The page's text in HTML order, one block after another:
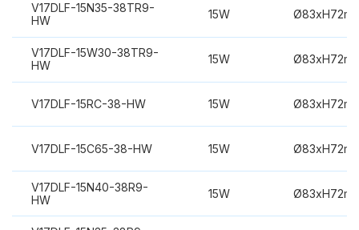
V17DLF-15N35-38TR9-
HW
15W
V17DLF-15W30-38TR9-
HW
15W
V17DLF-15RC-38-HW 15W
V17DLF-15C65-38-HW 15W
V17DLF-15N40-38R9-
HW
15W